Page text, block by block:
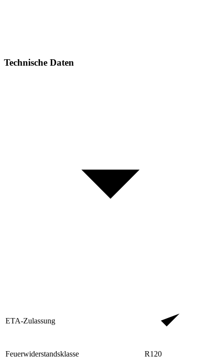
Technische Daten
ETA-Zulassung
Feuerwiderstandsklasse
R120